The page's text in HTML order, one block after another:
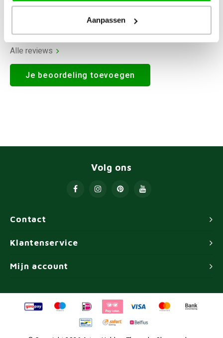
Aanpassen
Alle reviews
Je beoordeling toevoegen
Contact
Volg ons
Klantenservice
Mijn account